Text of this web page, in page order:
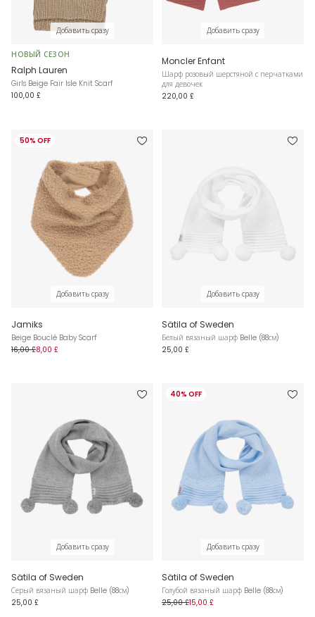
Добавить сразу
НОВЫЙ СЕЗОН
Ralph Lauren
Girls Beige Fair Isle Knit Scarf
100,00 £
Добавить сразу
Moncler Enfant
Шарф розовый шерстяной с перчатками
для девочек
220,00 £
50% OFF
Добавить сразу
Jamiks
Beige Bouclé Baby Scarf
16,00 £8,00 £
Добавить сразу
Sätila of Sweden
Белый вязаный шарф Belle (88см)
25,00 £
Добавить сразу
Sätila of Sweden
Серый вязаный шарф Belle (88см)
25,00 £
40% OFF
Добавить сразу
Sätila of Sweden
Голубой вязаный шарф Belle (88см)
25,00 £15,00 £